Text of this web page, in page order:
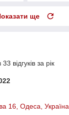
ще
відгуків за рік
16, Одеса, Україна